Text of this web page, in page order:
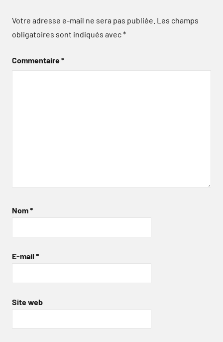
Votre adresse e-mail ne sera pas publiée. Les champs
obligatoires sont indiqués avec*
Commentaire*
Nom*
E-mail *
Site web